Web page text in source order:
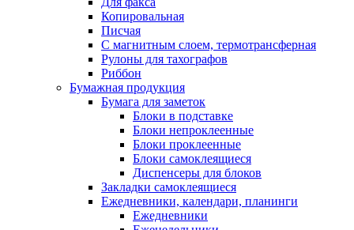
Копировальная
Писчая
С магнитным слоем, термотрансферная
Рулоны для тахографов
Риббон
Бумажная продукция
Бумага для заметок
Блоки в подставке
Блоки непроклеенные
Блоки проклеенные
Блоки самоклеящиеся
Диспенсеры для блоков
Закладки самоклеящиеся
Ежедневники, календари, планинги
Ежедневники